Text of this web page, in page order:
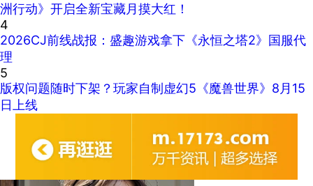
洲行动》开启全新宝藏月摸大红！
4
2026CJ前线战报：盛趣游戏拿下《永恒之塔2》国服代
理
5
版权问题随时下架？玩家自制虚幻5《魔兽世界》8月15
日上线